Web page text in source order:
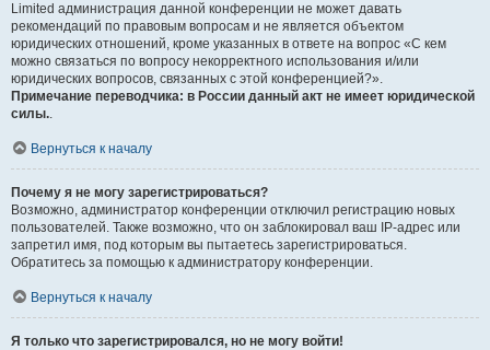
Limited администрация данной конференции не может давать
рекомендаций по правовым вопросам и не является объектом
юридических отношений, кроме указанных в ответе на вопрос «С кем
можно связаться по вопросу некорректного использования и/или
юридических вопросов, связанных с этой конференцией?».
Примечание переводчика: в России данный акт не имеет юридической
силы..
Вернуться к началу
Почему я не могу зарегистрироваться?
Возможно, администратор конференции отключил регистрацию новых
пользователей. Также возможно, что он заблокировал ваш IP-адрес или
запретил имя, под которым вы пытаетесь зарегистрироваться.
Обратитесь за помощью к администратору конференции.
Вернуться к началу
Я только что зарегистрировался, но не могу войти!